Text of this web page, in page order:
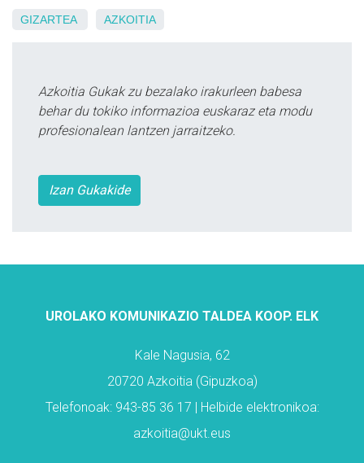
GIZARTEA AZKOITIA
Azkoitia Gukak zu bezalako irakurleen babesa
behar du tokiko informazioa euskaraz eta modu
profesionalean lantzen jarraitzeko.
Izan Gukakide
UROLAKO KOMUNIKAZIO TALDEA KOOP. ELK
Kale Nagusia, 62
20720 Azkoitia (Gipuzkoa)
Telefonoak: 943-85 36 17 | Helbide elektronikoa:
azkoitia@ukt.eus